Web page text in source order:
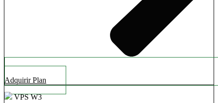
Adquirir Plan
VPS W3